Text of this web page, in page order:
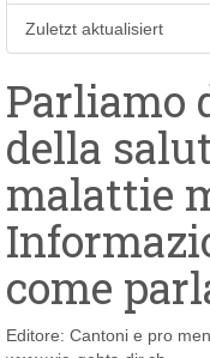
Zuletzt aktualisiert
Parliamo
della
malattie
come
Editore: Cantoni e pro